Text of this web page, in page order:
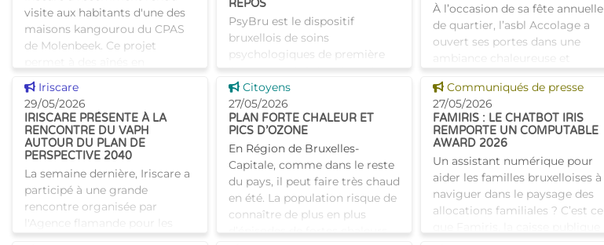
visite aux habitants d'une des
maisons kangourou du CPAS
de Molenbeek. Ce projet
situation de précarité de
bénéficier d’un logement
digne, t
REPOS
PsyBru est le dispositif
bruxellois de soins
psychologiques de première
ligne, organisé dans le cadre
d’une convention INAMI. Le
projet s’appuie sur un réseau
de psychologues et
d’orthopéda
À l’occasion de sa fête annuelle
de quartier, l’asbl Accolage a
ouvert ses portes dans une
aromatisées, fruits frais,
biscuits et musique à
Voir cette news
Iriscare
29/05/2026
IRISCARE PRÉSENTE À LA
RENCONTRE DU VAPH
AUTOUR DU PLAN DE
PERSPECTIVE 2040
La semaine dernière, Iriscare a
participé à une grande
rencontre organisée par
l'Agence flamande pour les
Voir cette news
Citoyens
27/05/2026
PLAN FORTE CHALEUR ET
PICS D’OZONE
En Région de Bruxelles-
Capitale, comme dans le reste
du pays, il peut faire très chaud
en été. La population risque de
connaître de plus en plus
d’épisodes de fortes chaleurs
Voir cette news
Communiqués de presse
27/05/2026
FAMIRIS : LE CHATBOT IRIS
REMPORTE UN COMPUTABLE
AWARD 2026
Un assistant numérique pour
aider les familles bruxelloises à
naviguer dans le paysage des
allocations familiales ? C’est ce